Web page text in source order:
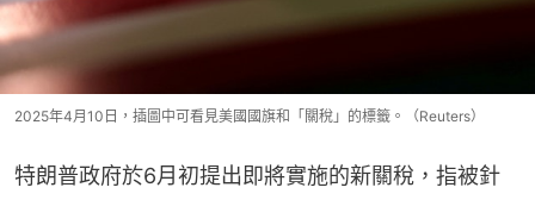
2025年4月10日，插圖中可看見美國國旗和「關稅」的標籤。（Reuters）
特朗普政府於6月初提出即將實施的新關稅，指被針